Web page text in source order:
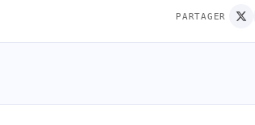
PARTAGER